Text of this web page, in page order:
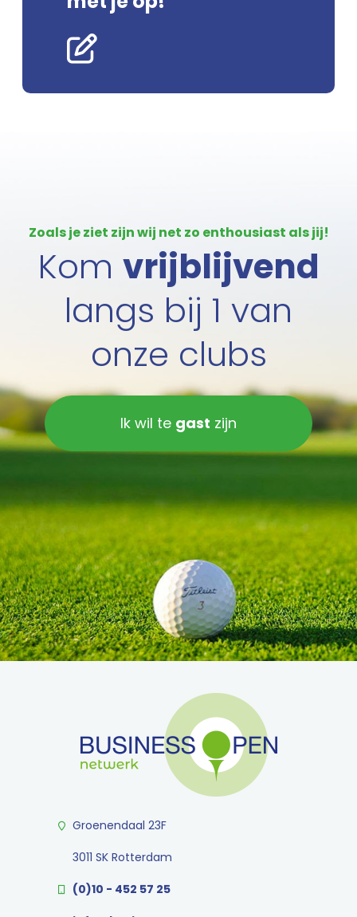
Zoals je ziet zijn wij net zo enthousiast als jij!
Kom vrijblijvend
langs bij 1 van
onze clubs
Ik wil te gast zijn
Groenendaal 23F
3011 SK Rotterdam
(0)10 - 452 57 25